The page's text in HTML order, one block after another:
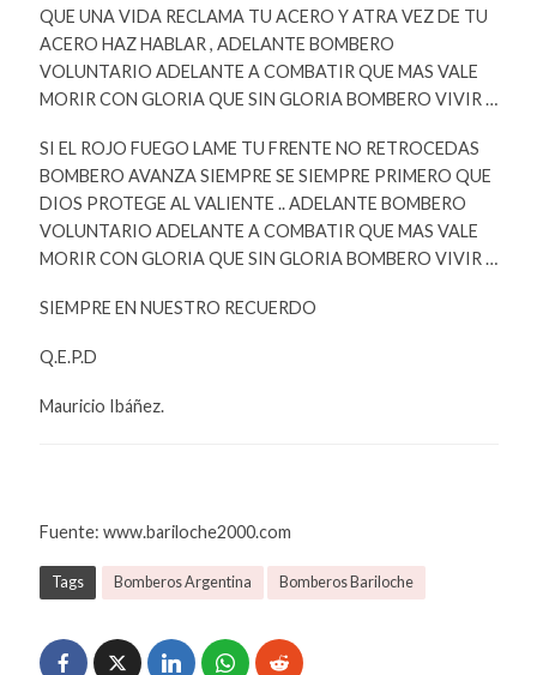
QUE UNA VIDA RECLAMA TU ACERO Y ATRA VEZ DE TU
ACERO HAZ HABLAR , ADELANTE BOMBERO
VOLUNTARIO ADELANTE A COMBATIR QUE MAS VALE
MORIR CON GLORIA QUE SIN GLORIA BOMBERO VIVIR …
SI EL ROJO FUEGO LAME TU FRENTE NO RETROCEDAS
BOMBERO AVANZA SIEMPRE SE SIEMPRE PRIMERO QUE
DIOS PROTEGE AL VALIENTE .. ADELANTE BOMBERO
VOLUNTARIO ADELANTE A COMBATIR QUE MAS VALE
MORIR CON GLORIA QUE SIN GLORIA BOMBERO VIVIR …
SIEMPRE EN NUESTRO RECUERDO
Q.E.P.D
Mauricio Ibáñez.
Fuente: www.bariloche2000.com
Tags Bomberos Argentina Bomberos Bariloche